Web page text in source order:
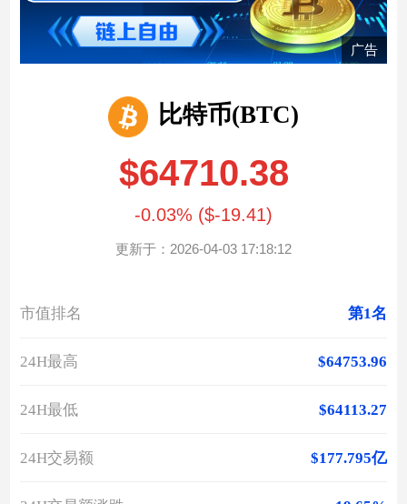
广告
比特币(BTC)
$64710.38
-0.03% ($-19.41)
更新于：2026-04-03 17:18:12
市值排名 第1名
24H最高 $64753.96
24H最低 $64113.27
24H交易额 $177.795亿